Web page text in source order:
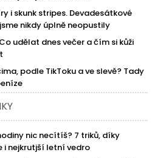
i skunk stripes. Devadesátkové
nikdy úplně neopustily
udělat dnes večer a čím si kůži
podle TikToku a ve slevě? Tady
nic necítíš? 7 triků, díky
i nejkrutjší letní vedro